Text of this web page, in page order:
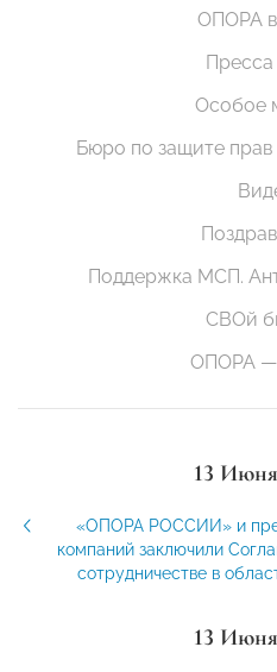
ОПОРА
Пресса
Особое
Бюро по защите
Поддержка МСП.
СВОй
ОПОРА
13
«ОПОРА РОССИИ» и
компаний заключили
сотрудничестве в
13